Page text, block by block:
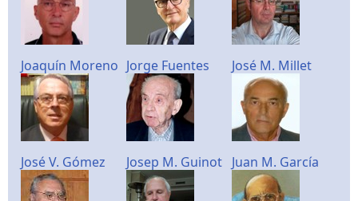
Joaquín Moreno Jorge Fuentes José M. Millet
José V. Gómez Josep M. Guinot Juan M. García